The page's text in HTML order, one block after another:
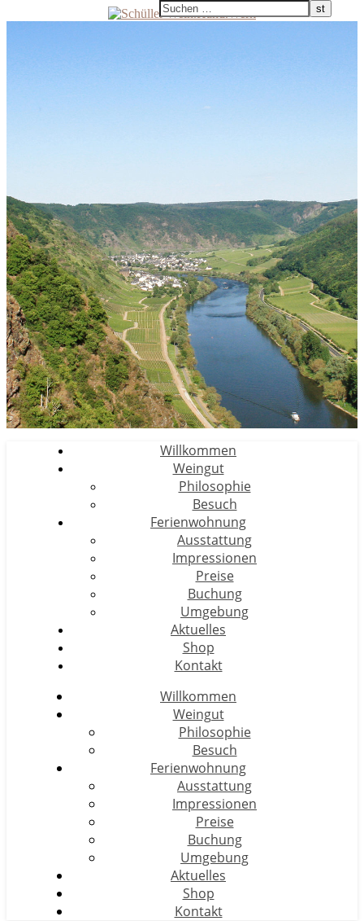
Willkommen
Weingut
Philosophie
Besuch
Ferienwohnung
Ausstattung
Impressionen
Preise
Buchung
Umgebung
Aktuelles
Shop
Kontakt
Willkommen
Weingut
Philosophie
Besuch
Ferienwohnung
Ausstattung
Impressionen
Preise
Buchung
Umgebung
Aktuelles
Shop
Kontakt